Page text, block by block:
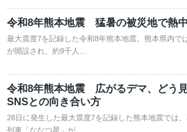
令和8年熊本地震 猛暑の被災地で熱
最大震度7を記録した令和8年熊本地震。熊本県内で
が開設され、約9千人…
令和8年熊本地震 広がるデマ、どう
SNSとの向き合い方
28日に発生した最大震度7を記録した熊本地震では
列車「ななつ星」が…